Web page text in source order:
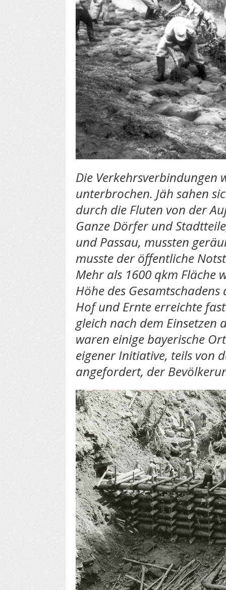
Die Verkehrsverbindungen
unterbrochen. Jäh sahen
durch die Fluten von der
Ganze Dörfer und
und Passau, mussten
musste deröffentliche
Mehr als 1600 qkm Fläche
Höhe des
Hof und Ernte erreichte
gleich nach dem Einsetzen
waren einige bayerische
eigener Initiative, teils von
angefordert, der